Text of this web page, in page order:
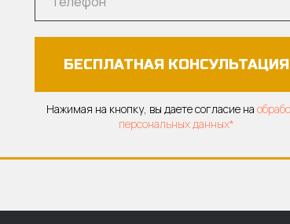
БЕСПЛАТНАЯ КОНСУЛЬТАЦИЯ
Нажимая на кнопку, вы даете согласие на
персональных данных*